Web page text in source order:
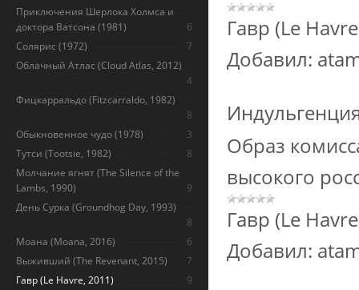
Приключения Шерлока Холмса и
доктора Ватсона (1981)
6
Солярис (1972)
7
Облачный Атлас (Cloud Atlas, 2012)
4
Фицкарральдо (Fitzcarraldo, 1982)
8
Обыкновенное чудо (1978)
3
Тутси (Tootsie, 1982)
8
Молчание ягнят (The Silence of the
Lambs, 1990)
9
День Сурка (Groundhog Day, 1993)
8
Моана (Moana, 2016)
6
Выживший (The Revenant, 2015)
7
Гавр (Le Havre, 2011)
9
Гавр (Le
Добавил:
Образ
высокого
Гавр (Le
Добавил: